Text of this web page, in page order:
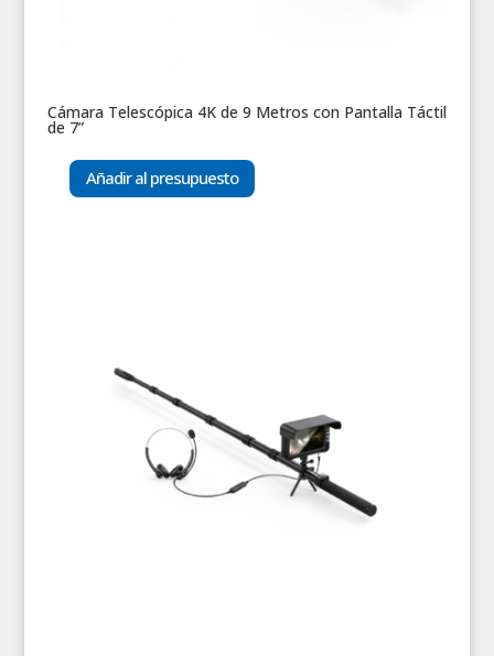
Cámara Telescópica 4K de 9 Metros con Pantalla Táctil
de 7”
Añadir al presupuesto